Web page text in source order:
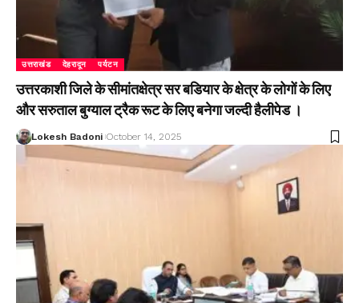
उत्तराखंड देहरादून पर्यटन
उत्तरकाशी जिले के सीमांतक्षेत्र सर बडियार के क्षेत्र के लोगों के लिए
और सरुताल बुग्याल ट्रैक रूट के लिए बनेगा जल्दी हैलीपेड ।
Lokesh Badoni October 14, 2025